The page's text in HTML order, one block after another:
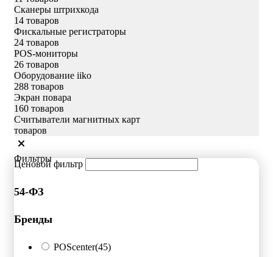
Сканеры штрихкода
14 товаров
Фискальные регистраторы
24 товаров
POS-мониторы
26 товаров
Оборудование iiko
288 товаров
Экран повара
160 товаров
Считыватели магнитных карт
товаров
Фильтры
Ценовой фильтр
54-ФЗ
Бренды
POScenter(45)